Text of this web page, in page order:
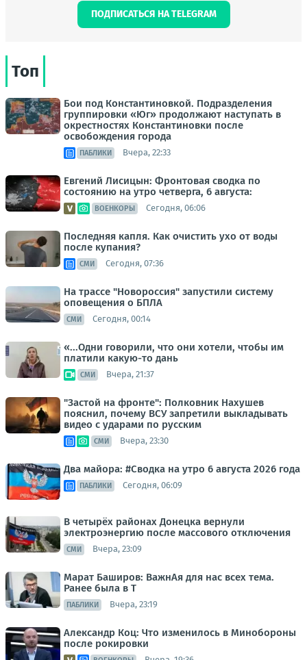
ПОДПИСАТЬСЯ НА TELEGRAM
Топ
Бои под Константиновкой. Подразделения
группировки «Юг» продолжают наступать в
окрестностях Константиновки после
освобождения города
ПАБЛИКИ Вчера, 22:33
Евгений Лисицын: Фронтовая сводка по
состоянию на утро четверга, 6 августа:
ВОЕНКОРЫ Сегодня, 06:06
Последняя капля. Как очистить ухо от воды
после купания?
СМИ Сегодня, 07:36
На трассе "Новороссия" запустили систему
оповещения о БПЛА
СМИ Сегодня, 00:14
«...Одни говорили, что они хотели, чтобы им
платили какую-то дань
СМИ Вчера, 21:37
"Застой на фронте": Полковник Нахушев
пояснил, почему ВСУ запретили выкладывать
видео с ударами по русским
СМИ Вчера, 23:30
Два майора: #Сводка на утро 6 августа 2026 года
ПАБЛИКИ Сегодня, 06:09
В четырёх районах Донецка вернули
электроэнергию после массового отключения
СМИ Вчера, 23:09
Марат Баширов: ВажнАя для нас всех тема.
Ранее была в Т
ПАБЛИКИ Вчера, 23:19
Александр Коц: Что изменилось в Минобороны
после рокировки